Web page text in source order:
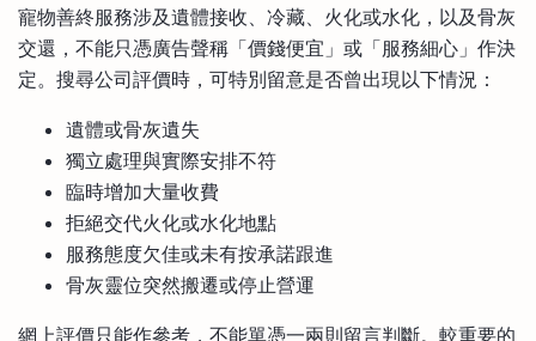
寵物善終服務涉及遺體接收、冷藏、火化或水化，以及骨灰
交還，不能只憑廣告聲稱「價錢便宜」或「服務細心」作決
定。搜尋公司評價時，可特別留意是否曾出現以下情況：
遺體或骨灰遺失
獨立處理與實際安排不符
臨時增加大量收費
拒絕交代火化或水化地點
服務態度欠佳或未有按承諾跟進
骨灰靈位突然搬遷或停止營運
網上評價只能作參考，不能單憑一兩則留言判斷。較重要的